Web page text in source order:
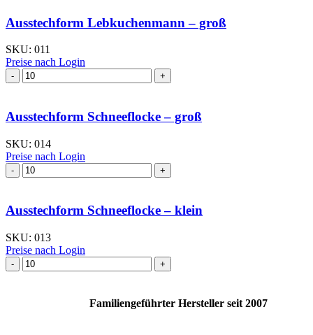
Ausstechform Lebkuchenmann – groß
SKU: 011
Preise nach Login
Ausstechform Lebkuchenmann
–
Menge
Ausstechform Schneeflocke – groß
SKU: 014
Preise nach Login
Ausstechform Schneeflocke
–
Menge
Ausstechform Schneeflocke – klein
SKU: 013
Preise nach Login
Ausstechform Schneeflocke
–
Familiengeführter Hersteller seit 2007